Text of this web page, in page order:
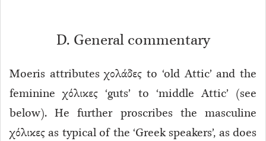
D. General commentary
Moeris attributes χολάδες to ‘old Attic’ and the
feminine χόλικες ‘guts’ to ‘middle Attic’ (see
below). He further proscribes the masculine
χόλικες as typical of the ‘Greek speakers’, as does